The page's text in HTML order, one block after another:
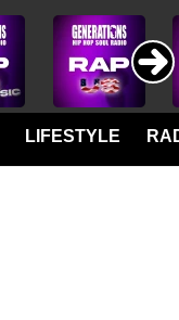
LIFESTYLE